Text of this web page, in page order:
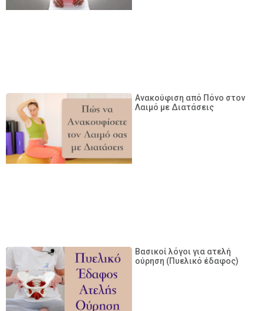
Ανακούφιση από Πόνο στον
Λαιμό με Διατάσεις
Βασικοί λόγοι για ατελή
ούρηση (Πυελικό έδαφος)